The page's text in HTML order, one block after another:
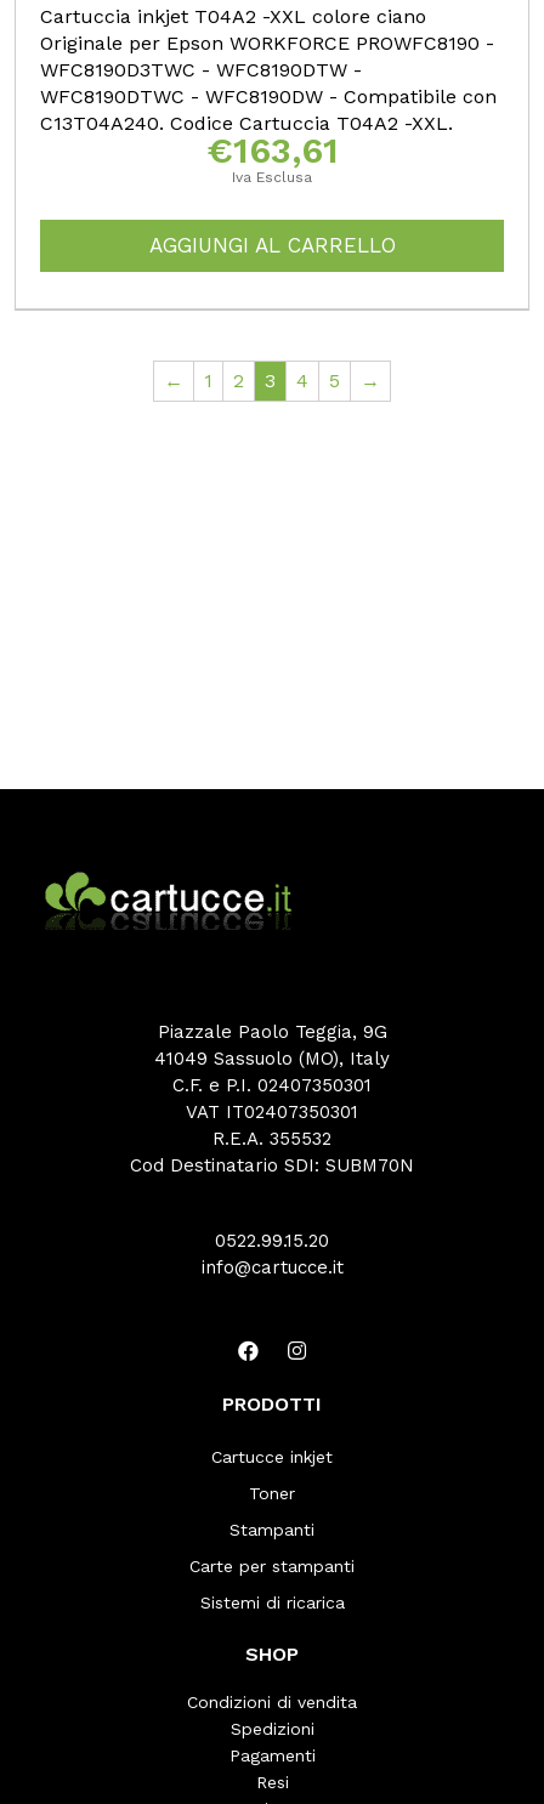
Cartuccia inkjet T04A2 -XXL colore ciano
Originale per Epson WORKFORCE PROWFC8190 -
WFC8190D3TWC - WFC8190DTW -
WFC8190DTWC - WFC8190DW - Compatibile con
C13T04A240. Codice Cartuccia T04A2 -XXL.
€163,61
Iva Esclusa
AGGIUNGI AL CARRELLO
← 1 2 3 4 5 →
Piazzale Paolo Teggia, 9G
41049 Sassuolo (MO), Italy
C.F. e P.I. 02407350301
VAT IT02407350301
R.E.A. 355532
Cod Destinatario SDI: SUBM70N
0522.99.15.20
info@cartucce.it
PRODOTTI
Cartucce inkjet
Toner
Stampanti
Carte per stampanti
Sistemi di ricarica
SHOP
Condizioni di vendita
Spedizioni
Pagamenti
Resi